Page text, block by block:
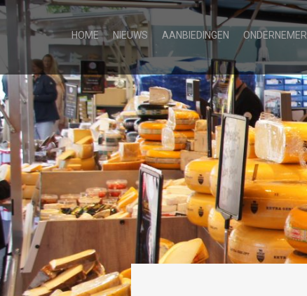
HOME NIEUWS AANBIEDINGEN